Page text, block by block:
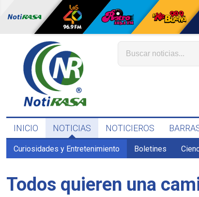
INICIO NOTICIAS NOTICIEROS
Curiosidades y Entretenimiento Boletines
Todos quieren una